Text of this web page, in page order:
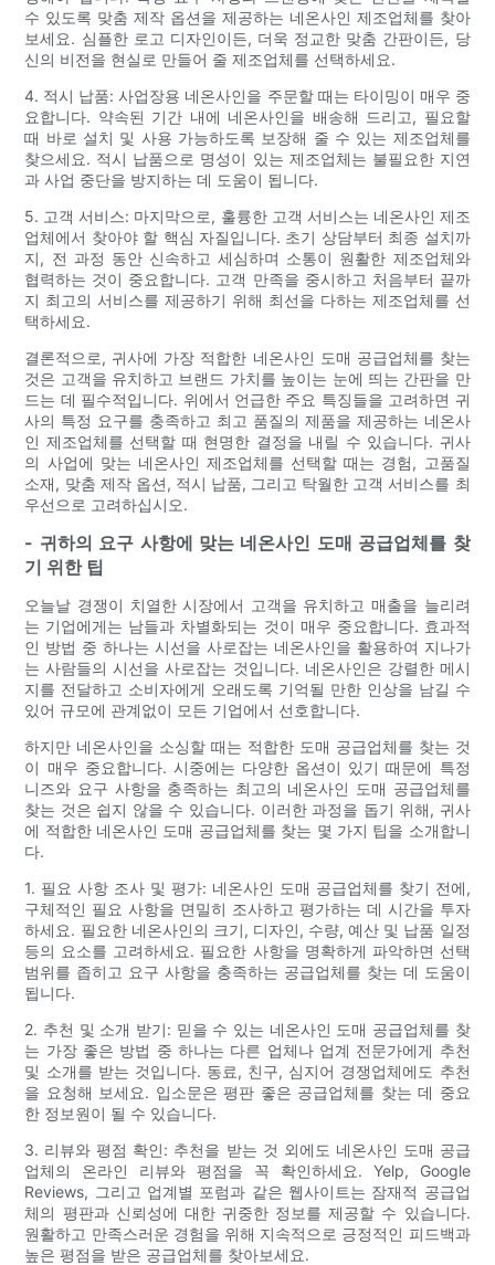
수 있도록 맞춤 제작 옵션을 제공하는 네온사인 제조업체를 찾아
보세요. 심플한 로고 디자인이든, 더욱 정교한 맞춤 간판이든, 당
신의 비전을 현실로 만들어 줄 제조업체를 선택하세요.
4. 적시 납품: 사업장용 네온사인을 주문할 때는 타이밍이 매우 중
요합니다. 약속된 기간 내에 네온사인을 배송해 드리고, 필요할
때 바로 설치 및 사용 가능하도록 보장해 줄 수 있는 제조업체를
찾으세요. 적시 납품으로 명성이 있는 제조업체는 불필요한 지연
과 사업 중단을 방지하는 데 도움이 됩니다.
5. 고객 서비스: 마지막으로, 훌륭한 고객 서비스는 네온사인 제조
업체에서 찾아야 할 핵심 자질입니다. 초기 상담부터 최종 설치까
지, 전 과정 동안 신속하고 세심하며 소통이 원활한 제조업체와
협력하는 것이 중요합니다. 고객 만족을 중시하고 처음부터 끝까
지 최고의 서비스를 제공하기 위해 최선을 다하는 제조업체를 선
택하세요.
결론적으로, 귀사에 가장 적합한 네온사인 도매 공급업체를 찾는
것은 고객을 유치하고 브랜드 가치를 높이는 눈에 띄는 간판을 만
드는 데 필수적입니다. 위에서 언급한 주요 특징들을 고려하면 귀
사의 특정 요구를 충족하고 최고 품질의 제품을 제공하는 네온사
인 제조업체를 선택할 때 현명한 결정을 내릴 수 있습니다. 귀사
의 사업에 맞는 네온사인 제조업체를 선택할 때는 경험, 고품질
소재, 맞춤 제작 옵션, 적시 납품, 그리고 탁월한 고객 서비스를 최
우선으로 고려하십시오.
- 귀하의 요구 사항에 맞는 네온사인 도매 공급업체를 찾
기 위한 팁
오늘날 경쟁이 치열한 시장에서 고객을 유치하고 매출을 늘리려
는 기업에게는 남들과 차별화되는 것이 매우 중요합니다. 효과적
인 방법 중 하나는 시선을 사로잡는 네온사인을 활용하여 지나가
는 사람들의 시선을 사로잡는 것입니다. 네온사인은 강렬한 메시
지를 전달하고 소비자에게 오래도록 기억될 만한 인상을 남길 수
있어 규모에 관계없이 모든 기업에서 선호합니다.
하지만 네온사인을 소싱할 때는 적합한 도매 공급업체를 찾는 것
이 매우 중요합니다. 시중에는 다양한 옵션이 있기 때문에 특정
니즈와 요구 사항을 충족하는 최고의 네온사인 도매 공급업체를
찾는 것은 쉽지 않을 수 있습니다. 이러한 과정을 돕기 위해, 귀사
에 적합한 네온사인 도매 공급업체를 찾는 몇 가지 팁을 소개합니
다.
1. 필요 사항 조사 및 평가: 네온사인 도매 공급업체를 찾기 전에,
구체적인 필요 사항을 면밀히 조사하고 평가하는 데 시간을 투자
하세요. 필요한 네온사인의 크기, 디자인, 수량, 예산 및 납품 일정
등의 요소를 고려하세요. 필요한 사항을 명확하게 파악하면 선택
범위를 좁히고 요구 사항을 충족하는 공급업체를 찾는 데 도움이
됩니다.
2. 추천 및 소개 받기: 믿을 수 있는 네온사인 도매 공급업체를 찾
는 가장 좋은 방법 중 하나는 다른 업체나 업계 전문가에게 추천
및 소개를 받는 것입니다. 동료, 친구, 심지어 경쟁업체에도 추천
을 요청해 보세요. 입소문은 평판 좋은 공급업체를 찾는 데 중요
한 정보원이 될 수 있습니다.
3. 리뷰와 평점 확인: 추천을 받는 것 외에도 네온사인 도매 공급
업체의 온라인 리뷰와 평점을 꼭 확인하세요. Yelp, Google
Reviews, 그리고 업계별 포럼과 같은 웹사이트는 잠재적 공급업
체의 평판과 신뢰성에 대한 귀중한 정보를 제공할 수 있습니다.
원활하고 만족스러운 경험을 위해 지속적으로 긍정적인 피드백과
높은 평점을 받은 공급업체를 찾아보세요.